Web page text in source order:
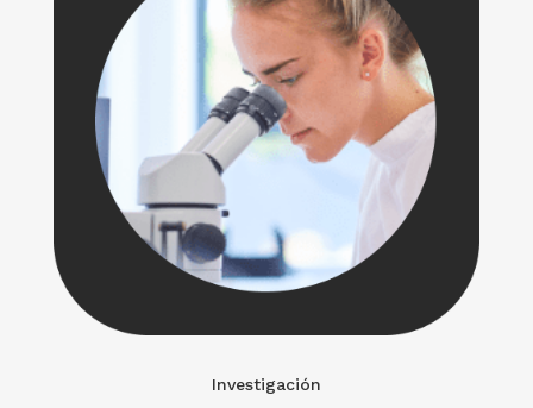
Investigación